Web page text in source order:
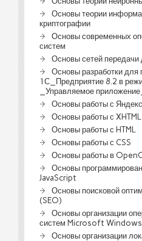
Основы теории
криптографии
Основы современных
систем
Основы сетей передачи
Основы разработки
1С_Предприятие 8.2 в
_Управляемое приложение_
Основы работы с Яндекс
Основы работы с XHTML
Основы работы с HTML
Основы работы с CSS
Основы работы в
Основы
JavaScript
Основы поисковой
(SEO)
Основы организации
систем Microsoft Windows
Основы организации